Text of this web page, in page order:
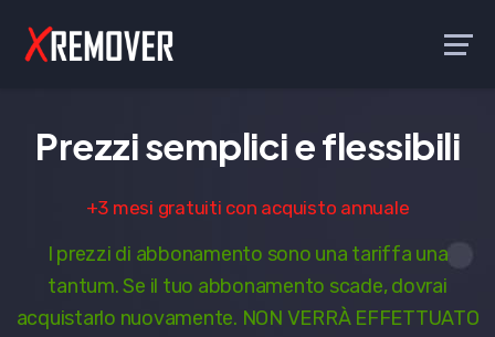
Prezzi semplici e flessibili
+3 mesi gratuiti con acquisto annuale
I prezzi di abbonamento sono una tariffa una
tantum. Se il tuo abbonamento scade, dovrai
acquistarlo nuovamente. NON VERRÀ EFFETTUATO